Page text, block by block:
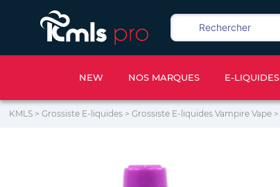
NEW NOS MARQUES E-LIQUIDES
KMLS > Grossiste E-liquides > Grossiste E-liquides Vampire Vape >